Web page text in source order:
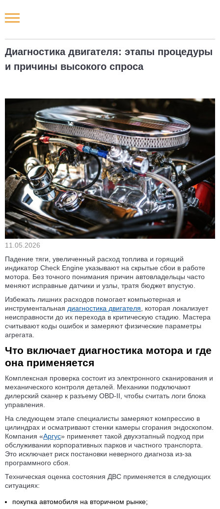
Диагностика двигателя: этапы процедуры
и причины высокого спроса
11.05.2026
Падение тяги, увеличенный расход топлива и горящий
индикатор Check Engine указывают на скрытые сбои в работе
мотора. Без точного понимания причин автовладельцы часто
меняют исправные датчики и узлы, тратя бюджет впустую.
Избежать лишних расходов помогает компьютерная и
инструментальная диагностика двигателя, которая локализует
неисправности до их перехода в критическую стадию. Мастера
считывают коды ошибок и замеряют физические параметры
агрегата.
Что включает диагностика мотора и где
она применяется
Комплексная проверка состоит из электронного сканирования и
механического контроля деталей. Механики подключают
дилерский сканер к разъему OBD-II, чтобы считать логи блока
управления.
На следующем этапе специалисты замеряют компрессию в
цилиндрах и осматривают стенки камеры сгорания эндоскопом.
Компания «Аргус» применяет такой двухэтапный подход при
обслуживании корпоративных парков и частного транспорта.
Это исключает риск постановки неверного диагноза из-за
программного сбоя.
Техническая оценка состояния ДВС применяется в следующих
ситуациях:
покупка автомобиля на вторичном рынке;
Новости РФ
Наши мероприятия
Статьи